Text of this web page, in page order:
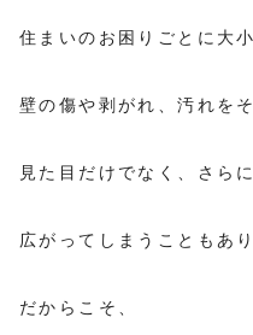
住まいのお困りごとに大
壁の傷や剥がれ、汚れを
見た目だけでなく、さら
広がってしまうこともあり
だからこそ、